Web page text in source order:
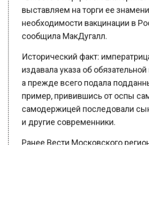
выставляем на торги ее
необходимости вакцинации в
сообщила МакДугалл.
Исторический факт:
издавала указа об
а прежде всего подала
пример, привившись от оспы
самодержицей последовали
и другие современники.